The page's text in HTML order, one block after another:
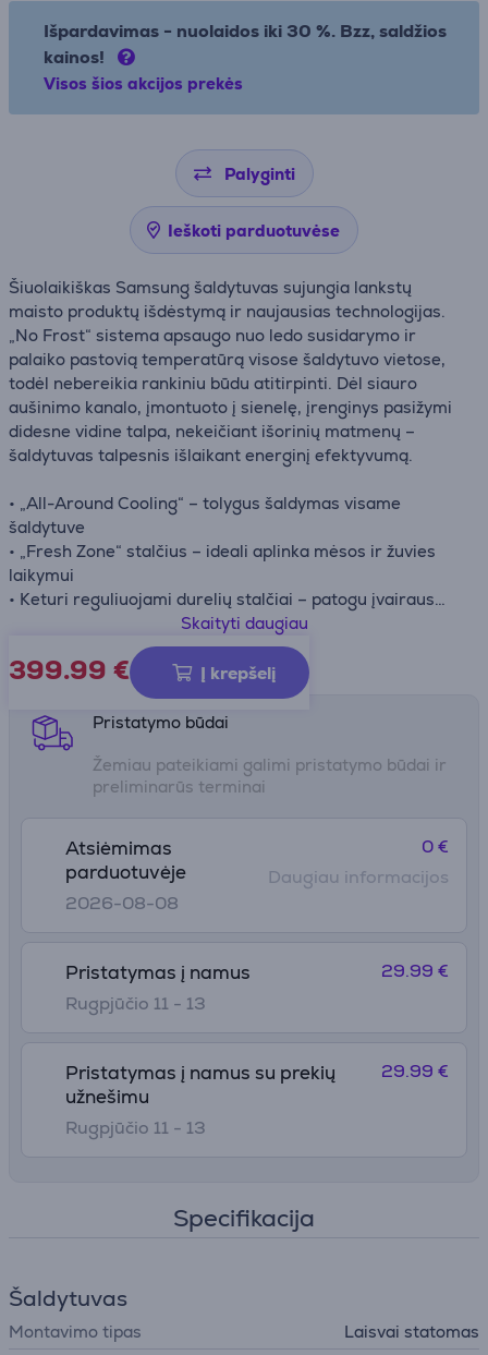
Išpardavimas - nuolaidos iki 30 %. Bzz, saldžios
kainos!
Visos šios akcijos prekės
Palyginti
Ieškoti parduotuvėse
Šiuolaikiškas Samsung šaldytuvas sujungia lankstų
maisto produktų išdėstymą ir naujausias technologijas.
„No Frost“ sistema apsaugo nuo ledo susidarymo ir
palaiko pastovią temperatūrą visose šaldytuvo vietose,
todėl nebereikia rankiniu būdu atitirpinti. Dėl siauro
aušinimo kanalo, įmontuoto į sienelę, įrenginys pasižymi
didesne vidine talpa, nekeičiant išorinių matmenų –
šaldytuvas talpesnis išlaikant energinį efektyvumą.
• „All-Around Cooling“ – tolygus šaldymas visame
šaldytuve
• „Fresh Zone“ stalčius – ideali aplinka mėsos ir žuvies
laikymui
• Keturi reguliuojami durelių stalčiai – patogu įvairaus
dydžio produktams laikyti
• LED apšvietimas
• Skaitmeninis inverterinis kompresorius – mažesnės
energijos sąnaudos, tylesnis veikimas ir ilgesnis
tarnavimo laikas
Skaityti daugiau
399.99 € Į krepšelį
Gaminio informacijos lapas
Pristatymo būdai
Žemiau pateikiami galimi pristatymo būdai ir
preliminarūs terminai
Atsiėmimas
parduotuvėje
2026-08-08
0 €
Daugiau informacijos
Pristatymas į namus
Rugpjūčio 11 - 13
29.99 €
Pristatymas į namus su prekių
užnešimu
Rugpjūčio 11 - 13
29.99 €
Specifikacija
Šaldytuvas
Montavimo tipas
Laisvai statomas